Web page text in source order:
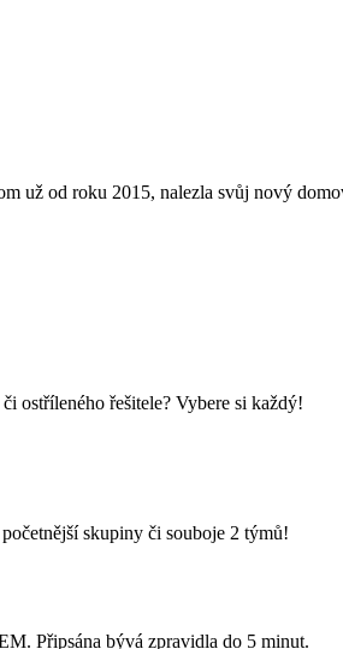
už od roku 2015, nalezla svůj nový
ostříleného řešitele? Vybere si každý!
skupiny či souboje 2 týmů!
Připsána bývá zpravidla do 5 minut.